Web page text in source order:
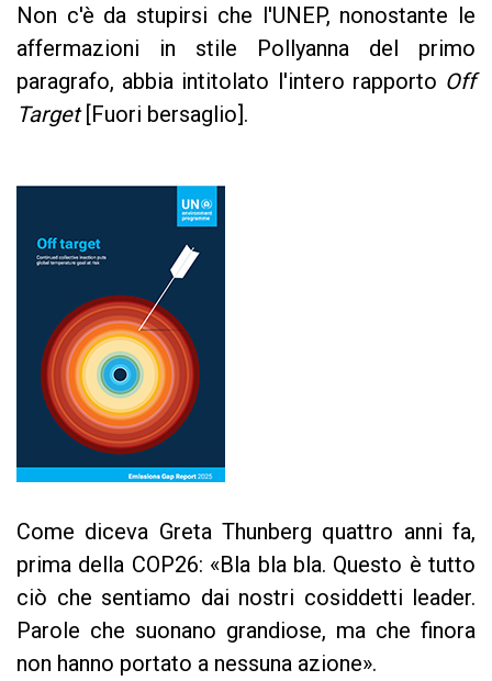
Non c'è da stupirsi che l'UNEP, nonostante le
affermazioni in stile Pollyanna del primo
paragrafo, abbia intitolato l'intero rapporto Off
Target[Fuori bersaglio].
Come diceva Greta Thunberg quattro anni fa,
prima della COP26: «Bla bla bla. Questo è tutto
ciò che sentiamo dai nostri cosiddetti leader.
Parole che suonano grandiose, ma che finora
non hanno portato a nessuna azione».